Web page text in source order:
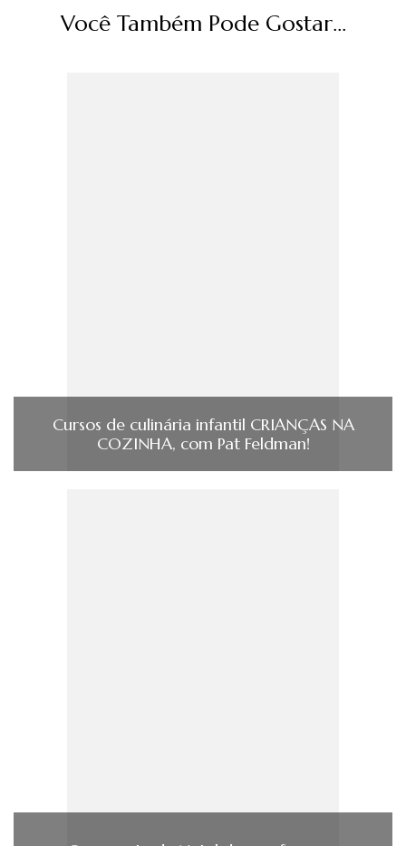
Você Também Pode Gostar...
Cursos de culinária infantil CRIANÇAS NA
COZINHA, com Pat Feldman!